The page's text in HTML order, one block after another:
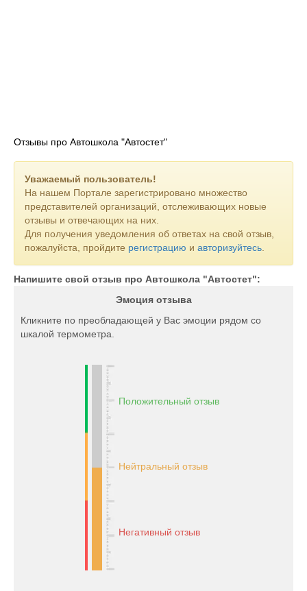
Отзывы про Автошкола "Автостет"
Уважаемый пользователь!
На нашем Портале зарегистрировано множество
представителей организаций, отслеживающих новые
отзывы и отвечающих на них.
Для получения уведомления об ответах на свой отзыв,
пожалуйста, пройдите регистрацию и авторизуйтесь
Напишите свой отзыв про Автошкола "Автостет":
Эмоция отзыва
Кликните по преобладающей у Вас эмоции рядом со
шкалой термометра.
Положительный отзыв
Нейтральный отзыв
Негативный отзыв